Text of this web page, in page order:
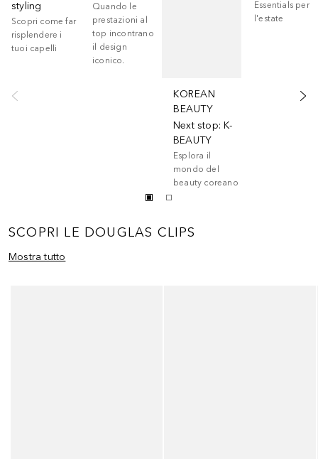
styling
Scopri come far
risplendere i
tuoi capelli
Quando le
prestazioni al
top incontrano
il design
iconico.
KOREAN
BEAUTY
Next stop: K-
BEAUTY
Esplora il
mondo del
beauty coreano
Essentials per
l'estate
SCOPRI LE DOUGLAS CLIPS
Mostra tutto